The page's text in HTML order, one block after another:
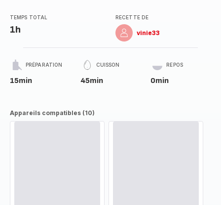
TEMPS TOTAL
1h
RECETTE DE
vinie33
PRÉPARATION
15min
CUISSON
45min
REPOS
0min
Appareils compatibles (10)